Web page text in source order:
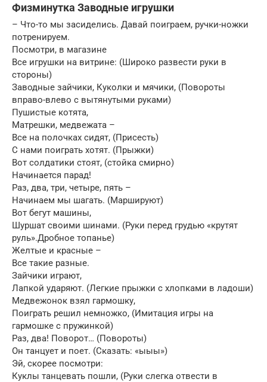
Физминутка Заводные игрушки
– Что-то мы засиделись. Давай поиграем, ручки-ножки
потренируем.
Посмотри, в магазине
Все игрушки на витрине: (Широко развести руки в
стороны)
Заводные зайчики, Куколки и мячики, (Повороты
вправо-влево с вытянутыми руками)
Пушистые котята,
Матрешки, медвежата –
Все на полочках сидят, (Присесть)
С нами поиграть хотят. (Прыжки)
Вот солдатики стоят, (стойка смирно)
Начинается парад!
Раз, два, три, четыре, пять –
Начинаем мы шагать. (Маршируют)
Вот бегут машины,
Шуршат своими шинами. (Руки перед грудью «крутят
руль».Дробное топанье)
Желтые и красные –
Все такие разные.
Зайчики играют,
Лапкой ударяют. (Легкие прыжки с хлопками в ладоши)
Медвежонок взял гармошку,
Поиграть решил немножко, (Имитация игры на
гармошке с пружинкой)
Раз, два! Поворот… (Повороты)
Он танцует и поет. (Сказать: «ыыы»)
Эй, скорее посмотри:
Куклы танцевать пошли, (Руки слегка отвести в